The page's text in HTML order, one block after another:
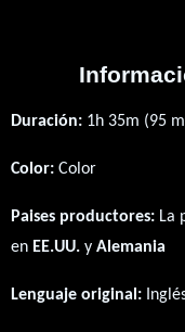
Duración: 1h 35m (95
Color: Color
Paises productores: La
en EE.UU. y Alemania
Lenguaje original: